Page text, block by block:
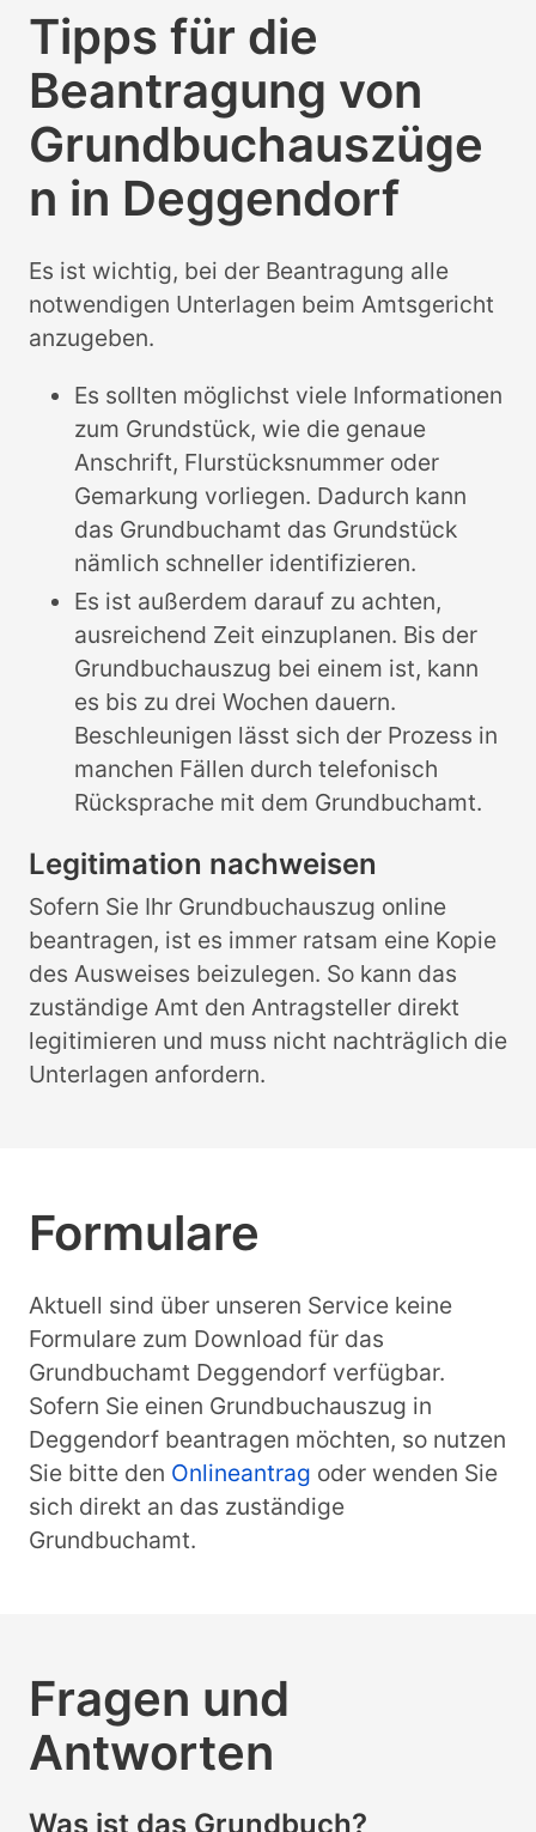
Tipps für die
Beantragung von
Grundbuchauszüge
n in Deggendorf
Es ist wichtig, bei der Beantragung alle
notwendigen Unterlagen beim Amtsgericht
anzugeben.
Es sollten möglichst viele Informationen
zum Grundstück, wie die genaue
Anschrift, Flurstücksnummer oder
Gemarkung vorliegen. Dadurch kann
das Grundbuchamt das Grundstück
nämlich schneller identifizieren.
Es ist außerdem darauf zu achten,
ausreichend Zeit einzuplanen. Bis der
Grundbuchauszug bei einem ist, kann
es bis zu drei Wochen dauern.
Beschleunigen lässt sich der Prozess in
manchen Fällen durch telefonisch
Rücksprache mit dem Grundbuchamt.
Legitimation nachweisen
Sofern Sie Ihr Grundbuchauszug online
beantragen, ist es immer ratsam eine Kopie
des Ausweises beizulegen. So kann das
zuständige Amt den Antragsteller direkt
legitimieren und muss nicht nachträglich die
Unterlagen anfordern.
Formulare
Aktuell sind über unseren Service keine
Formulare zum Download für das
Grundbuchamt Deggendorf verfügbar.
Sofern Sie einen Grundbuchauszug in
Deggendorf beantragen möchten, so nutzen
Sie bitte den Onlineantrag oder wenden Sie
sich direkt an das zuständige
Grundbuchamt.
Fragen und
Antworten
Was ist das Grundbuch?